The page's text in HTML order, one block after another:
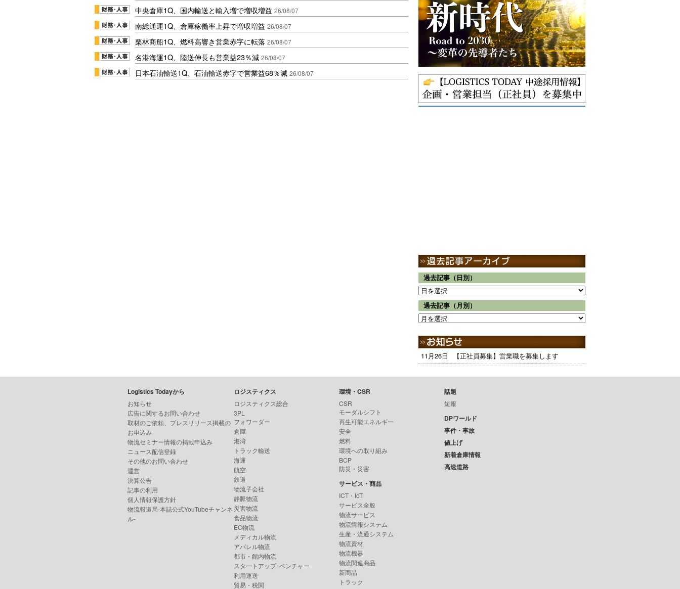
中央倉庫1Q、国内輸送と輸入増で増収増益 26/08/07
南総通運1Q、倉庫稼働率上昇で増収増益 26/08/07
栗林商船1Q、燃料高響き営業赤字に転落 26/08/07
名港海運1Q、陸送伸長も営業益23％減 26/08/07
日本石油輸送1Q、石油輸送赤字で営業益68％減 26/08/07
過去記事（日別）
過去記事（月別）
11月26日 【正社員募集】営業職を募集します
Logistics Todayから
お知らせ
広告に関するお問い合わせ
取材のご依頼、プレスリリース掲載の
お申込み
物流セミナー情報の掲載申込み
ニュース配信登録
その他のお問い合わせ
運営
決算公告
記事の利用
個人情報保護方針
物流報道局-本誌公式YouTubeチャンネ
ル-
ロジスティクス
ロジスティクス総合
3PL
フォワーダー
倉庫
港湾
トラック輸送
海運
航空
鉄道
物流子会社
静脈物流
災害物流
食品物流
EC物流
メディカル物流
アパレル物流
都市・館内物流
スタートアップ･ベンチャー
利用運送
貿易・税関
環境・CSR
CSR
モーダルシフト
再生可能エネルギー
安全
燃料
環境への取り組み
BCP
防災・災害
サービス・商品
ICT・IoT
サービス全般
物流サービス
物流情報システム
生産・流通システム
物流資材
物流機器
物流関連商品
新商品
トラック
話題
短報
DPワールド
事件・事故
値上げ
新着倉庫情報
高速道路